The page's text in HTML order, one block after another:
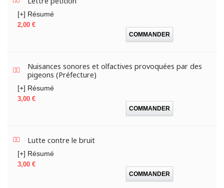
[+] Résumé
Prix
2,00 €
COMMANDER
Nuisances sonores et olfactives provoquées par des
pigeons (Préfecture)
[+] Résumé
Prix
3,00 €
COMMANDER
Lutte contre le bruit
[+] Résumé
Prix
3,00 €
COMMANDER